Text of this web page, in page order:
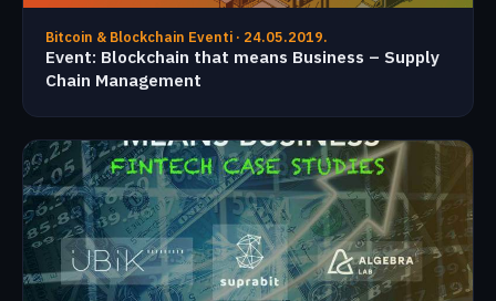
Bitcoin & Blockchain Eventi · 24.05.2019.
Event: Blockchain that means Business – Supply
Chain Management